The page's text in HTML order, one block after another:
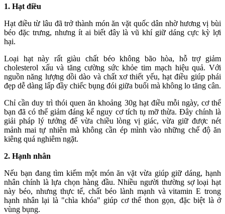
1. Hạt điều
Hạt điều từ lâu đã trở thành món ăn vặt quốc dân nhờ hương vị bùi
béo đặc trưng, nhưng ít ai biết đây là vũ khí giữ dáng cực kỳ lợi
hại.
Loại hạt này rất giàu chất béo không bão hòa, hỗ trợ giảm
cholesterol xấu và tăng cường sức khỏe tim mạch hiệu quả. Với
nguồn năng lượng dồi dào và chất xơ thiết yếu, hạt điều giúp phái
đẹp dễ dàng lấp đầy chiếc bụng đói giữa buổi mà không lo tăng cân.
Chỉ cần duy trì thói quen ăn khoảng 30g hạt điều mỗi ngày, cơ thể
bạn đã có thể giảm đáng kể nguy cơ tích tụ mỡ thừa. Đây chính là
giải pháp lý tưởng để vừa chiều lòng vị giác, vừa giữ được nét
mảnh mai tự nhiên mà không cần ép mình vào những chế độ ăn
kiêng quá nghiêm ngặt.
2. Hạnh nhân
Nếu bạn đang tìm kiếm một món ăn vặt vừa giúp giữ dáng, hạnh
nhân chính là lựa chọn hàng đầu. Nhiều người thường sợ loại hạt
này béo, nhưng thực tế, chất béo lành mạnh và vitamin E trong
hạnh nhân lại là "chìa khóa" giúp cơ thể thon gọn, đặc biệt là ở
vùng bụng.